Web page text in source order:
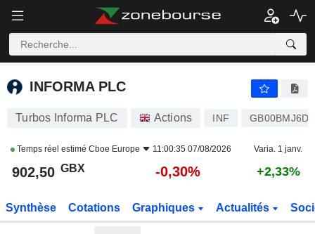
INFORMA PLC
INFORMA PLC
Turbos Informa PLC Actions INF
Temps réel estimé Cboe Europe 11:00:35 07/08/2026 Varia. 1 janv.
902,50 GBX -0,30% +2,33%
Synthèse Cotations Graphiques Actualités